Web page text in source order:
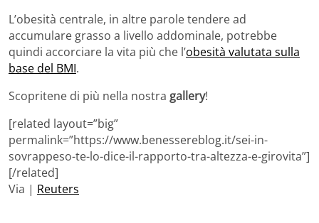
L’obesità centrale, in altre parole tendere ad
accumulare grasso a livello addominale, potrebbe
quindi accorciare la vita più che l’obesità valutata sulla
base del BMI.
Scopritene di più nella nostra gallery!
[related layout=”big”
permalink=”https://www.benessereblog.it/sei-in-
sovrappeso-te-lo-dice-il-rapporto-tra-altezza-e-girovita”]
[/related]
Via | Reuters